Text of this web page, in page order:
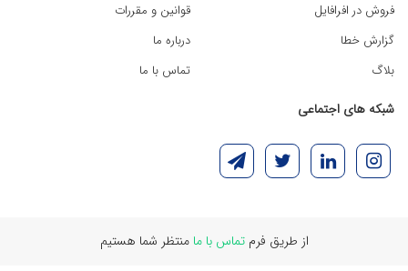
فروش در افرافایل
گزارش خطا
بلاگ
قوانین و مقررات
درباره ما
تماس با ما
شبکه های اجتماعی
از طریق فرمتماس با ما منتظر شما هستیم